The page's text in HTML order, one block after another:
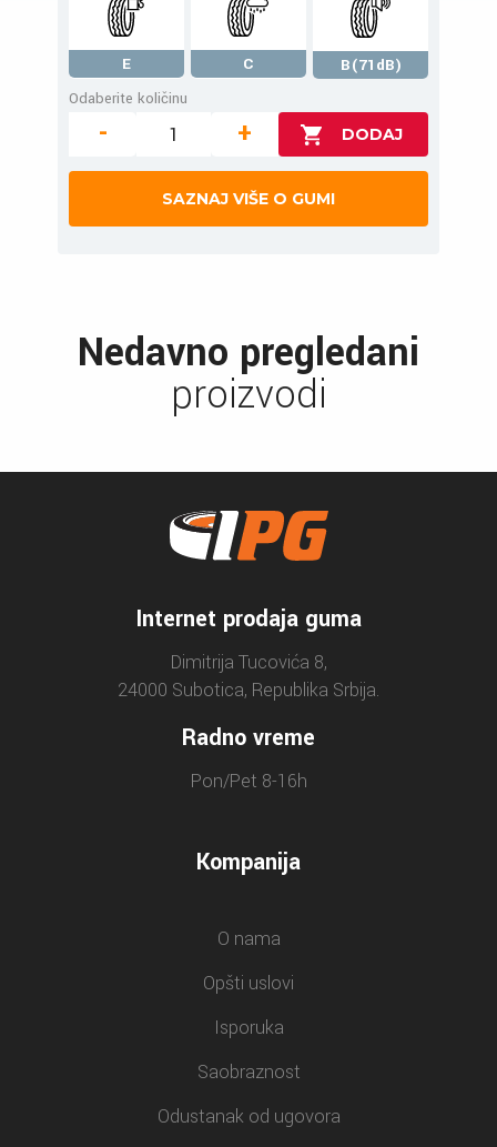
E C
B(71dB)
Odaberite količinu
- +
SAZNAJ VIŠE O GUMI
Nedavno pregledani
proizvodi
Internet prodaja guma
Dimitrija Tucovića 8,
24000 Subotica, Republika Srbija.
Radno vreme
Pon/Pet 8-16h
Kompanija
O nama
Opšti uslovi
Isporuka
Saobraznost
Odustanak od ugovora